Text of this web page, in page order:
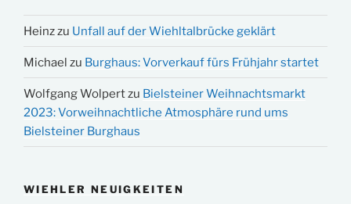
Heinzzu Unfall auf der Wiehltalbrücke geklärt
Michael zu Burghaus: Vorverkauf fürs Frühjahr startet
Wolfgang Wolpertzu Bielsteiner Weihnachtsmarkt
2023: Vorweihnachtliche Atmosphäre rund ums
Bielsteiner Burghaus
WIEHLER NEUIGKEITEN